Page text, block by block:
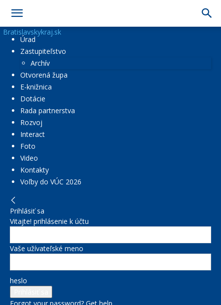
Bratislavskykraj.sk
Úrad
Zastupiteľstvo
Archív
Otvorená župa
E-knižnica
Dotácie
Rada partnerstva
Rozvoj
Interact
Foto
Video
Kontakty
Voľby do VÚC 2026
Prihlásiť sa
Vitajte! prihlásenie k účtu
Vaše užívateľské meno
heslo